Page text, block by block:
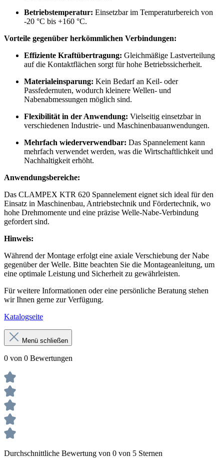
Betriebstemperatur: Einsetzbar im Temperaturbereich von
-20 °C bis +160 °C.
Vorteile gegenüber herkömmlichen Verbindungen:
Effiziente Kraftübertragung: Gleichmäßige Lastverteilung
auf die Kontaktflächen sorgt für hohe Betriebssicherheit.
Materialeinsparung: Kein Bedarf an Keil- oder
Passfedernuten, wodurch kleinere Wellen- und
Nabenabmessungen möglich sind.
Flexibilität in der Anwendung: Vielseitig einsetzbar in
verschiedenen Industrie- und Maschinenbauanwendungen.
Mehrfach wiederverwendbar: Das Spannelement kann
mehrfach verwendet werden, was die Wirtschaftlichkeit und
Nachhaltigkeit erhöht.
Anwendungsbereiche:
Das CLAMPEX KTR 620 Spannelement eignet sich ideal für den
Einsatz in Maschinenbau, Antriebstechnik und Fördertechnik, wo
hohe Drehmomente und eine präzise Welle-Nabe-Verbindung
gefordert sind.
Hinweis:
Während der Montage erfolgt eine axiale Verschiebung der Nabe
gegenüber der Welle. Bitte beachten Sie die Montageanleitung, um
eine optimale Leistung und Sicherheit zu gewährleisten.
Für weitere Informationen oder eine persönliche Beratung stehen
wir Ihnen gerne zur Verfügung.
Katalogseite
Menü schließen
0 von 0 Bewertungen
Durchschnittliche Bewertung von 0 von 5 Sternen